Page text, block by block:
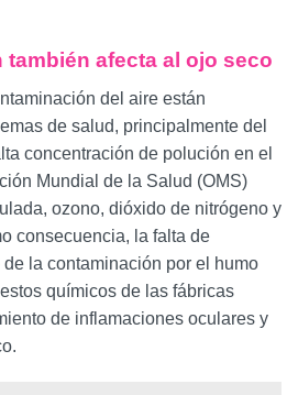
afecta al ojo seco
del aire están
de salud, principalmente del
concentración de polución en el
Mundial de la Salud (OMS)
ozono, dióxido de nitrógeno y
consecuencia, la falta de
la contaminación por el humo
químicos de las fábricas
de inflamaciones oculares y